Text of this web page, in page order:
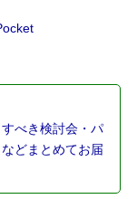
べき検討会・パ
どまとめてお届